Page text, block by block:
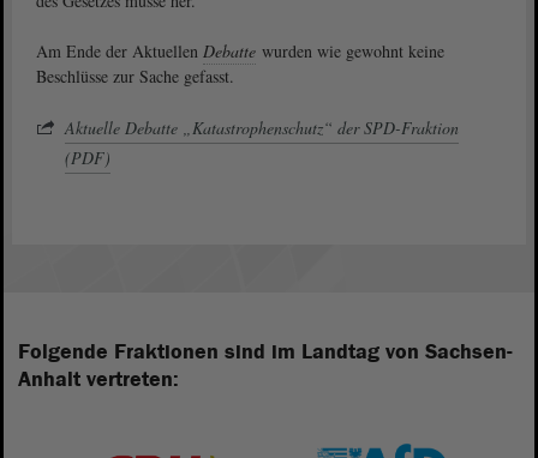
Am Ende der Aktuellen Debatte wurden wie gewohnt keine
Beschlüsse zur Sache gefasst.
Aktuelle Debatte „Katastrophenschutz“ der SPD-Fraktion
(PDF)
Folgende Fraktionen sind im Landtag von Sachsen-
Anhalt vertreten: